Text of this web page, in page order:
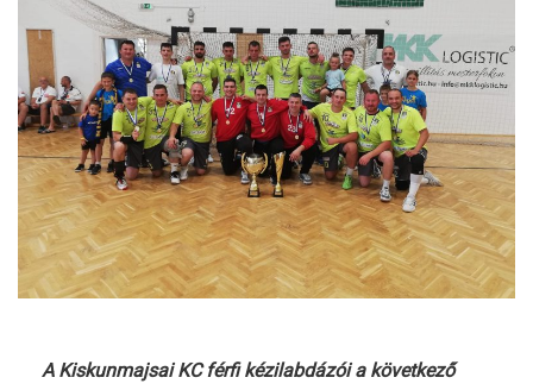
A Kiskunmajsai KC férfi kézilabdázói a következő